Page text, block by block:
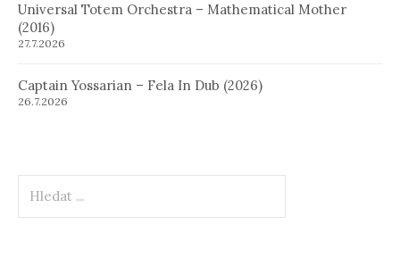
Universal Totem Orchestra – Mathematical Mother
(2016)
27.7.2026
Captain Yossarian – Fela In Dub (2026)
26.7.2026